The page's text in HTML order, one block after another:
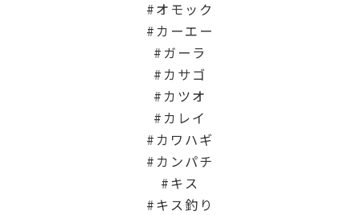
オモック
カーエー
ガーラ
カサゴ
カツオ
カレイ
カワハギ
カンパチ
キス
キス釣り